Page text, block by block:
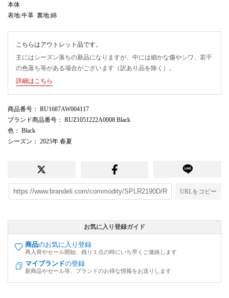
本体
表地:牛革 裏地:綿
こちらはアウトレット品です。
主にはシーズン落ちの新品になりますが、中には細かな傷やシワ、若干
の色落ち等がある場合がございます（訳あり品を除く）。
詳細はこちら
商品番号 ： RU1687AW004117
ブランド商品番号 ： RUZ1051222A0008 Black
色 ： Black
シーズン ： 2025年 春夏
URLをコピー
お気に入り登録ガイド
商品のお気に入り登録
再入荷やセール開始、残り１点の時にいち早くご連絡します
マイブランドの登録
新商品やセール等、ブランドのお得な情報をお送りします